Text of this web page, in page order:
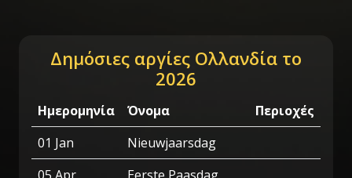
Δημόσιες αργίες Ολλανδία το
2026
Ημερομηνία Όνομα
Περιοχές
01 Jan
Nieuwjaarsdag